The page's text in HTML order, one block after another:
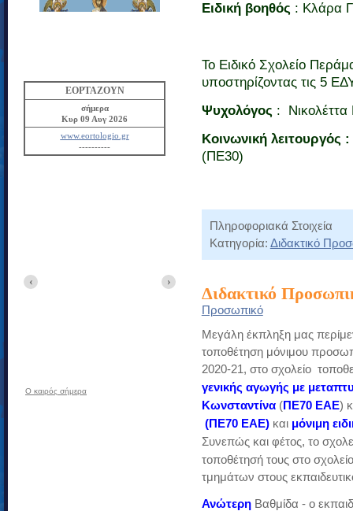
EOPTAZOYN
σήμερα
Κυρ 09 Αυγ 2026
www.eortologio.gr
----------
O καιρός σήμερα
Ειδική βοηθός : Κλάρα
Το Ειδικό Σχολείο
υποστηρίζοντας τις 5
Ψυχολόγος :
Κοινωνική λειτουργός :
(ΠΕ30)
Πληροφοριακά Στοιχεία
Κατηγορία: Διδακτικό
Διδακτικό
Προσωπικό
Μεγάλη έκπληξη μας
τοποθέτηση μόνιμου
2020-21, στο σχολείο
γενικής αγωγής με
Κωνσταντίνα(ΠΕ70 ΕΑΕ)
(ΠΕ70 ΕΑΕ)και μόνιμη
Συνεπώς και φέτος, το
τοποθέτησή τους στο
τμημάτων στους
ΑνώτερηΒαθμίδα - ο